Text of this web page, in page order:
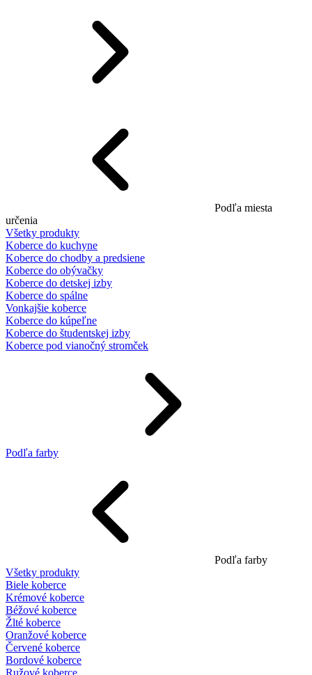
Podľa miesta
určenia
Všetky produkty
Koberce do kuchyne
Koberce do chodby a predsiene
Koberce do obývačky
Koberce do detskej izby
Koberce do spálne
Vonkajšie koberce
Koberce do kúpeľne
Koberce do študentskej izby
Koberce pod vianočný stromček
Podľa farby
Podľa farby
Všetky produkty
Biele koberce
Krémové koberce
Béžové koberce
Žlté koberce
Oranžové koberce
Červené koberce
Bordové koberce
Ružové koberce